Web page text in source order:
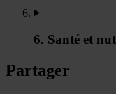
6. Santé et
Partager